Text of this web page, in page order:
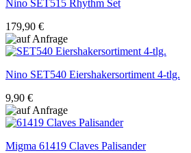
Nino SET515 Rhythm Set
179,90 €
Nino SET540 Eiershakersortiment 4-tlg.
9,90 €
Migma 61419 Claves Palisander